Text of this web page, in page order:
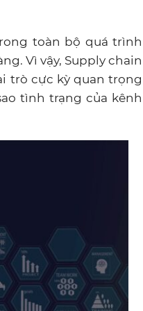
toàn bộ quá trình
Vì vậy, Supply chain
trò cực kỳ quan trọng
tình trạng của kênh